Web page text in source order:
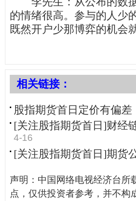
的情绪很高。参与的人少
既然开户少那博弈的机会
相关链接：
股指期货首日定价有偏差
[关注股指期货首日]财经
4-16
[关注股指期货首日]期货
声明：中国网络电视经济台所
点，仅供投资者参考，并不构